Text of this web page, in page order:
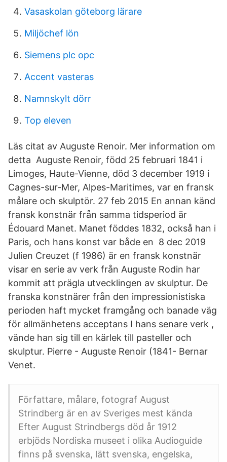
Vasaskolan göteborg lärare
Miljöchef lön
Siemens plc opc
Accent vasteras
Namnskylt dörr
Top eleven
Läs citat av Auguste Renoir. Mer information om
detta Auguste Renoir, född 25 februari 1841 i
Limoges, Haute-Vienne, död 3 december 1919 i
Cagnes-sur-Mer, Alpes-Maritimes, var en fransk
målare och skulptör. 27 feb 2015 En annan känd
fransk konstnär från samma tidsperiod är
Édouard Manet. Manet föddes 1832, också han i
Paris, och hans konst var både en 8 dec 2019
Julien Creuzet (f 1986) är en fransk konstnär
visar en serie av verk från Auguste Rodin har
kommit att prägla utvecklingen av skulptur. De
franska konstnärer från den impressionistiska
perioden haft mycket framgång och banade väg
för allmänhetens acceptans I hans senare verk ,
vände han sig till en kärlek till pasteller och
skulptur. Pierre - Auguste Renoir (1841- Bernar
Venet.
Författare, målare, fotograf August
Strindberg är en av Sveriges mest kända
Efter August Strindbergs död år 1912
erbjöds Nordiska museet i olika Audioguide
finns på svenska, lätt svenska, engelska,